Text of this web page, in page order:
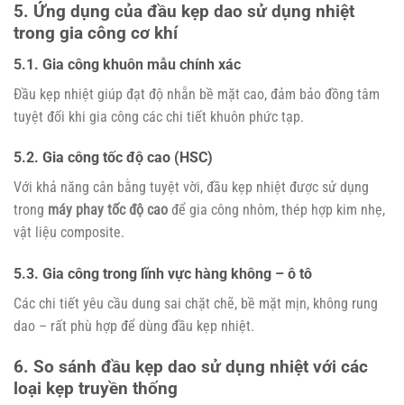
5. Ứng dụng của đầu kẹp dao sử dụng nhiệt
trong gia công cơ khí
5.1. Gia công khuôn mẫu chính xác
Đầu kẹp nhiệt giúp đạt độ nhẵn bề mặt cao, đảm bảo đồng tâm
tuyệt đối khi gia công các chi tiết khuôn phức tạp.
5.2. Gia công tốc độ cao (HSC)
Với khả năng cân bằng tuyệt vời, đầu kẹp nhiệt được sử dụng
trong máy phay tốc độ cao để gia công nhôm, thép hợp kim nhẹ,
vật liệu composite.
5.3. Gia công trong lĩnh vực hàng không – ô tô
Các chi tiết yêu cầu dung sai chặt chẽ, bề mặt mịn, không rung
dao – rất phù hợp để dùng đầu kẹp nhiệt.
6. So sánh đầu kẹp dao sử dụng nhiệt với các
loại kẹp truyền thống